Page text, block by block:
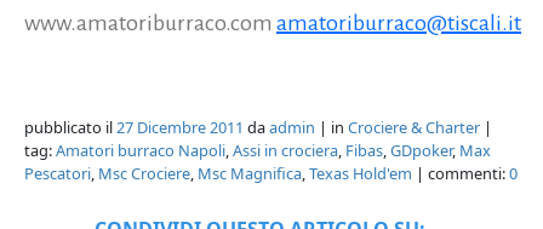
www.amatoriburraco.com amatoriburraco@tiscali.it
pubblicato il27 Dicembre 2011 daadmin | in Crociere & Charter |
tag:Amatori burraco Napoli,Assi in crociera, Fibas,GDpoker, Max
Pescatori, Msc Crociere, Msc Magnifica,Texas Hold'em | commenti:0